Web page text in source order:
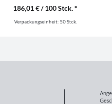
186,01 € / 100 Stck. *
Verpackungseinheit: 50 Stck.